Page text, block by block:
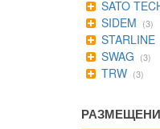
SATO
SIDEM (3)
STARLINE
SWAG (3)
TRW (3)